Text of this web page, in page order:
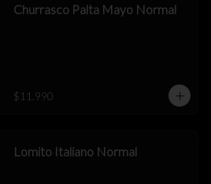
Churrasco Palta Mayo Normal
$11.990
Lomito Italiano Normal